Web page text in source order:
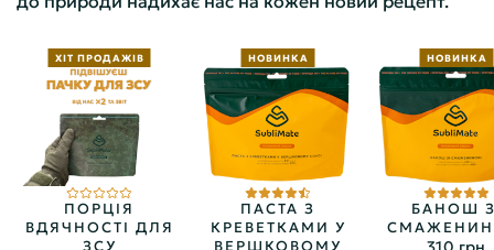
ХІТ ПРОДАЖІВ
ПОРЦІЯ
ВДЯЧНОСТІ ДЛЯ
ЗСУ
НОВИНКА
ПАСТА З
КРЕВЕТКАМИ У
ВЕРШКОВОМУ
НОВИНКА
БАНОШ